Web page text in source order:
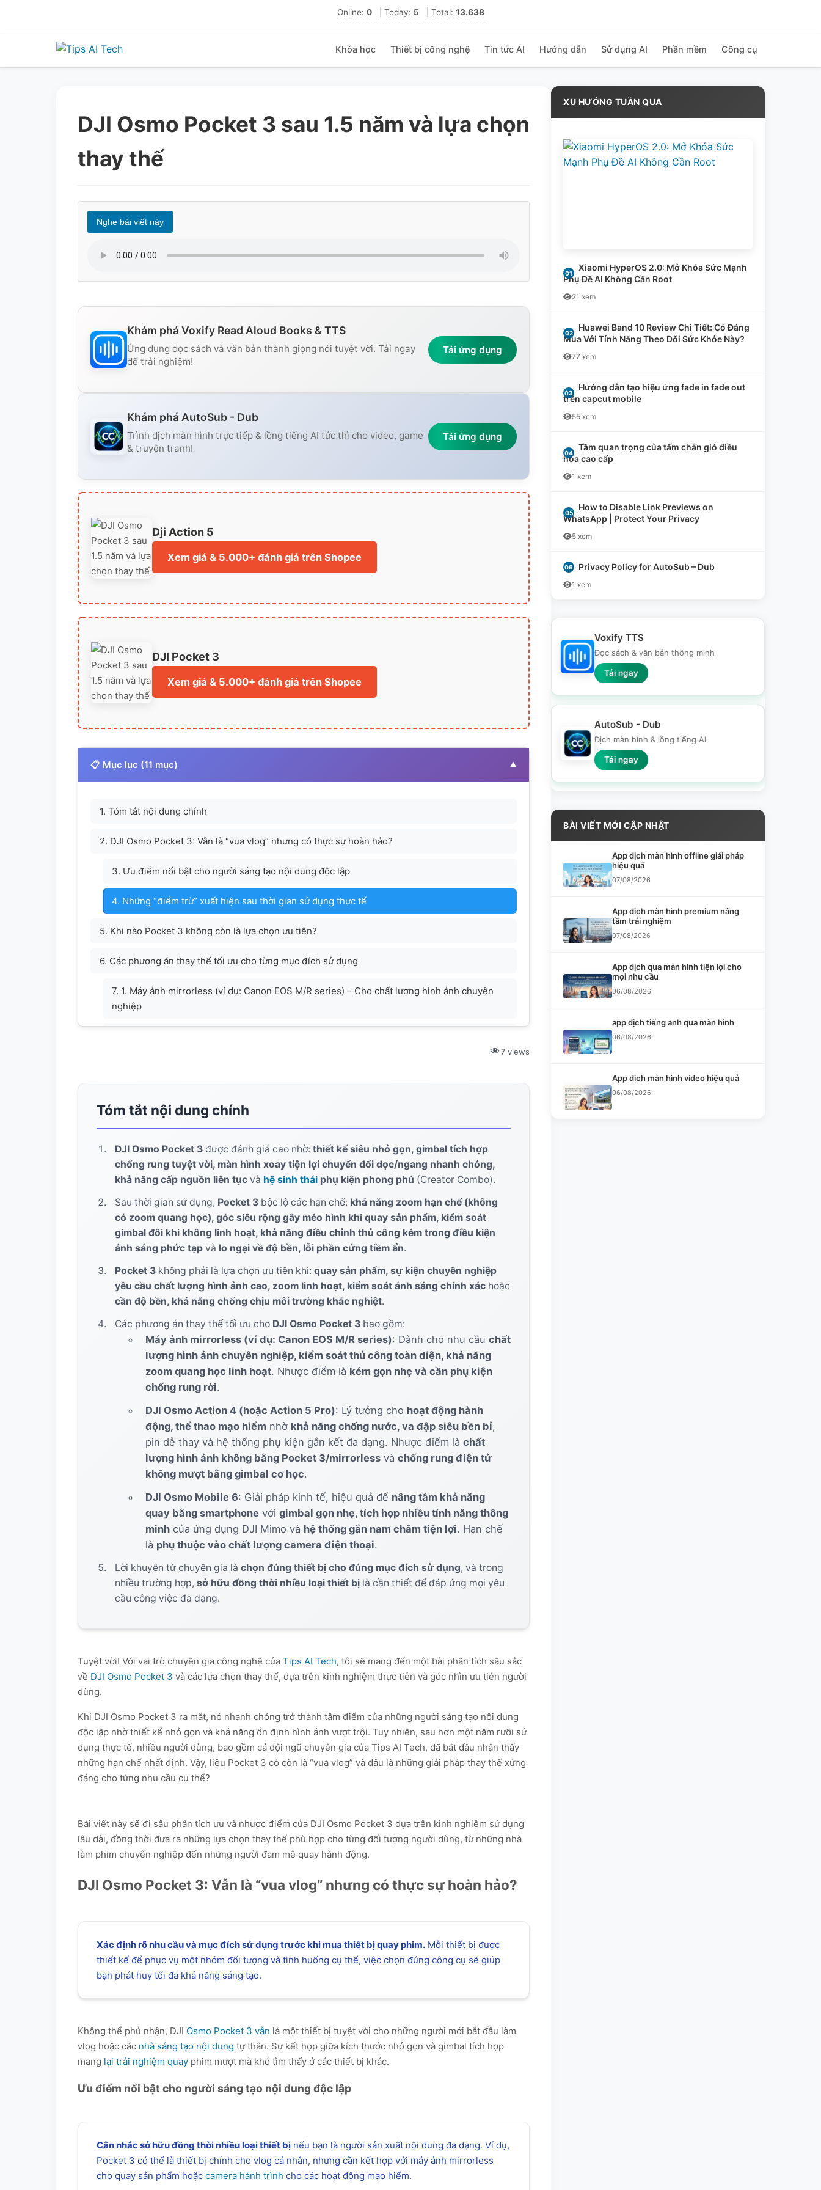
Online: 0 Today: 5 Total: 13.638
content
Khóa học Thiết bị công nghệ Tin tức AI Hướng dẫn Sử dụng AI Phần mềm Công cụ
DJI Osmo Pocket 3 sau 1.5 năm và lựa chọn
thay thế
Nghe bài viết này
Khám phá Voxify Read Aloud Books & TTS
Ứng dụng đọc sách và văn bản thành giọng nói tuyệt vời. Tải ngay
để trải nghiệm!
Tải ứng dụng
Khám phá AutoSub - Dub
Trình dịch màn hình trực tiếp & lồng tiếng AI tức thì cho video, game
& truyện tranh!
Tải ứng dụng
Dji Action 5
Xem giá & 5.000+ đánh giá trên Shopee
DJI Pocket 3
Xem giá & 5.000+ đánh giá trên Shopee
📋 Mục lục (11 mục) ▲
1. Tóm tắt nội dung chính
2. DJI Osmo Pocket 3: Vẫn là “vua vlog” nhưng có thực sự hoàn hảo?
3. Ưu điểm nổi bật cho người sáng tạo nội dung độc lập
4. Những “điểm trừ” xuất hiện sau thời gian sử dụng thực tế
5. Khi nào Pocket 3 không còn là lựa chọn ưu tiên?
6. Các phương án thay thế tối ưu cho từng mục đích sử dụng
7. 1. Máy ảnh mirrorless (ví dụ: Canon EOS M/R series) – Cho chất lượng hình ảnh chuyên
nghiệp
11. Các câu hỏi thường gặp (FAQ)
7 views
Tóm tắt nội dung chính
DJI Osmo Pocket 3 được đánh giá cao nhờ: thiết kế siêu nhỏ gọn, gimbal tích hợp
chống rung tuyệt vời, màn hình xoay tiện lợi chuyển đổi dọc/ngang nhanh chóng,
khả năng cấp nguồn liên tục và hệ sinh thái phụ kiện phong phú (Creator Combo).
Sau thời gian sử dụng, Pocket 3 bộc lộ các hạn chế: khả năng zoom hạn chế (không
có zoom quang học), góc siêu rộng gây méo hình khi quay sản phẩm, kiểm soát
gimbal đôi khi không linh hoạt, khả năng điều chỉnh thủ công kém trong điều kiện
ánh sáng phức tạp và lo ngại về độ bền, lỗi phần cứng tiềm ẩn.
Pocket 3 không phải là lựa chọn ưu tiên khi: quay sản phẩm, sự kiện chuyên nghiệp
yêu cầu chất lượng hình ảnh cao, zoom linh hoạt, kiểm soát ánh sáng chính xác hoặc
cần độ bền, khả năng chống chịu môi trường khắc nghiệt.
Các phương án thay thế tối ưu cho DJI Osmo Pocket 3 bao gồm:
Máy ảnh mirrorless (ví dụ: Canon EOS M/R series): Dành cho nhu cầu chất
lượng hình ảnh chuyên nghiệp, kiểm soát thủ công toàn diện, khả năng
zoom quang học linh hoạt. Nhược điểm là kém gọn nhẹ và cần phụ kiện
chống rung rời.
DJI Osmo Action 4 (hoặc Action 5 Pro): Lý tưởng cho hoạt động hành
động, thể thao mạo hiểm nhờ khả năng chống nước, va đập siêu bền bỉ,
pin dễ thay và hệ thống phụ kiện gắn kết đa dạng. Nhược điểm là chất
lượng hình ảnh không bằng Pocket 3/mirrorless và chống rung điện tử
không mượt bằng gimbal cơ học.
DJI Osmo Mobile 6: Giải pháp kinh tế, hiệu quả để nâng tầm khả năng
quay bằng smartphone với gimbal gọn nhẹ, tích hợp nhiều tính năng thông
minh của ứng dụng DJI Mimo và hệ thống gắn nam châm tiện lợi. Hạn chế
là phụ thuộc vào chất lượng camera điện thoại.
Lời khuyên từ chuyên gia là chọn đúng thiết bị cho đúng mục đích sử dụng, và trong
nhiều trường hợp, sở hữu đồng thời nhiều loại thiết bị là cần thiết để đáp ứng mọi yêu
cầu công việc đa dạng.
Tuyệt vời! Với vai trò chuyên gia công nghệ của Tips AI Tech, tôi sẽ mang đến một bài phân tích sâu sắc
về DJI Osmo Pocket 3 và các lựa chọn thay thế, dựa trên kinh nghiệm thực tiễn và góc nhìn ưu tiên người
dùng.
Khi DJI Osmo Pocket 3 ra mắt, nó nhanh chóng trở thành tâm điểm của những người sáng tạo nội dung
độc lập nhờ thiết kế nhỏ gọn và khả năng ổn định hình ảnh vượt trội. Tuy nhiên, sau hơn một năm rưỡi sử
dụng thực tế, nhiều người dùng, bao gồm cả đội ngũ chuyên gia của Tips AI Tech, đã bắt đầu nhận thấy
những hạn chế nhất định. Vậy, liệu Pocket 3 có còn là “vua vlog” và đâu là những giải pháp thay thế xứng
đáng cho từng nhu cầu cụ thể?
Bài viết này sẽ đi sâu phân tích ưu và nhược điểm của DJI Osmo Pocket 3 dựa trên kinh nghiệm sử dụng
lâu dài, đồng thời đưa ra những lựa chọn thay thế phù hợp cho từng đối tượng người dùng, từ những nhà
làm phim chuyên nghiệp đến những người đam mê quay hành động.
DJI Osmo Pocket 3: Vẫn là “vua vlog” nhưng có thực sự hoàn hảo?
Xác định rõ nhu cầu và mục đích sử dụng trước khi mua thiết bị quay phim. Mỗi thiết bị được
thiết kế để phục vụ một nhóm đối tượng và tình huống cụ thể, việc chọn đúng công cụ sẽ giúp
bạn phát huy tối đa khả năng sáng tạo.
Không thể phủ nhận, DJI Osmo Pocket 3 vẫn là một thiết bị tuyệt vời cho những người mới bắt đầu làm
vlog hoặc các nhà sáng tạo nội dung tự thân. Sự kết hợp giữa kích thước nhỏ gọn và gimbal tích hợp
mang lại trải nghiệm quay phim mượt mà khó tìm thấy ở các thiết bị khác.
Ưu điểm nổi bật cho người sáng tạo nội dung độc lập
Cân nhắc sở hữu đồng thời nhiều loại thiết bị nếu bạn là người sản xuất nội dung đa dạng. Ví dụ,
Pocket 3 có thể là thiết bị chính cho vlog cá nhân, nhưng cần kết hợp với máy ảnh mirrorless
cho quay sản phẩm hoặc camera hành trình cho các hoạt động mạo hiểm.
XU HƯỚNG TUẦN QUA
Xiaomi HyperOS 2.0: Mở Khóa Sức Mạnh
Phụ Đề AI Không Cần Root
21 xem
Huawei Band 10 Review Chi Tiết: Có Đáng
Mua Với Tính Năng Theo Dõi Sức Khỏe Này?
77 xem
Hướng dẫn tạo hiệu ứng fade in fade out
trên capcut mobile
55 xem
Tầm quan trọng của tấm chắn gió điều
hòa cao cấp
1 xem
How to Disable Link Previews on
WhatsApp | Protect Your Privacy
5 xem
Privacy Policy for AutoSub – Dub
1 xem
Voxify TTS
Đọc sách & văn bản thông minh
Tải ngay
AutoSub - Dub
Dịch màn hình & lồng tiếng AI
Tải ngay
BÀI VIẾT MỚI CẬP NHẬT
App dịch màn hình offline giải pháp
hiệu quả
07/08/2026
App dịch màn hình premium nâng
tầm trải nghiệm
07/08/2026
App dịch qua màn hình tiện lợi cho
mọi nhu cầu
06/08/2026
app dịch tiếng anh qua màn hình
06/08/2026
App dịch màn hình video hiệu quả
06/08/2026
Voxify TTS Reader
Đọc sách & văn bản thành giọng nói
thông minh.
Tải về
AutoSub - Dub
Dịch màn hình & lồng tiếng AI tức thì.